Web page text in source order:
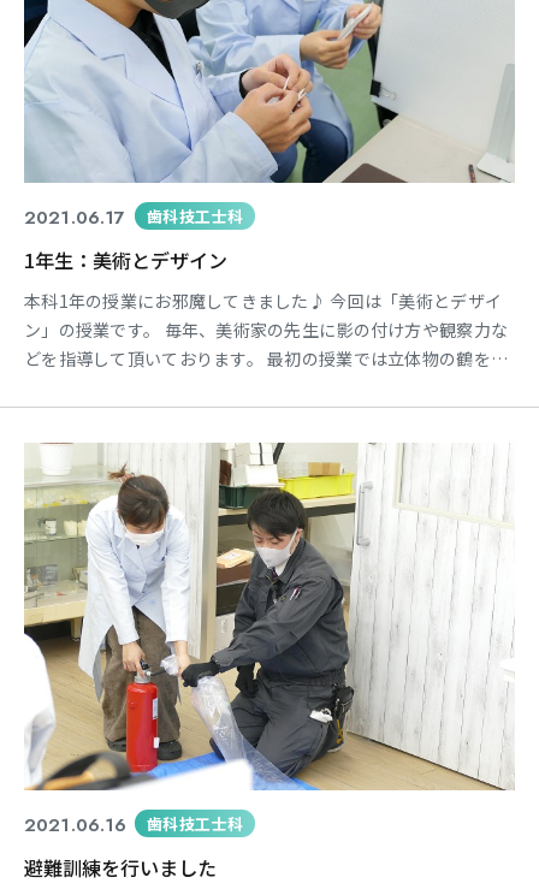
2021.06.17 歯科技工士科
1年生：美術とデザイン
本科1年の授業にお邪魔してきました♪ 今回は「美術とデザイ
ン」の授業です。 毎年、美術家の先生に影の付け方や観察力な
どを指導して頂いております。 最初の授業では立体物の鶴を折
スタートしました。久しぶりの学生もいれば、初めての学生も
いてお互いに教えあいながら折る姿を見れました♪ ↑カメラを
向けたらサービスショットをくれました☺ また、最後の授業
2021.06.16 歯科技工士科
避難訓練を行いました
東海医療科学
専門学校
東海医療工学
専門学校
東海医療科学
専門学校
東海医療工学
専門学校
東海医療科学
専門学校
東海医療工学
専門学校
東海医療科学
専門学校
東海医療工学
専門学校